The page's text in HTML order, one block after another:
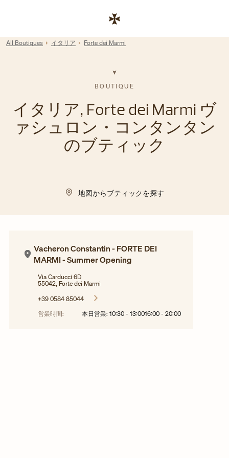
コーポレートサイトへのリンク
Return to Nav
All Boutiques イタリア Forte dei Marmi
BOUTIQUE
イタリア, Forte dei Marmi ヴ
ァシュロン・コンタンタン
のブティック
地図からブティックを探す
Vacheron Constantin - FORTE DEI
MARMI - Summer Opening
Via Carducci 6D
55042, Forte dei Marmi
+39 0584 85044
営業時間:
本日営業: 10:30 - 13:0016:00 - 20:00